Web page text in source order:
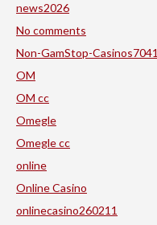
news2026
No comments
Non-GamStop-Casinos7041
OM
OM cc
Omegle
Omegle cc
online
Online Casino
onlinecasino260211